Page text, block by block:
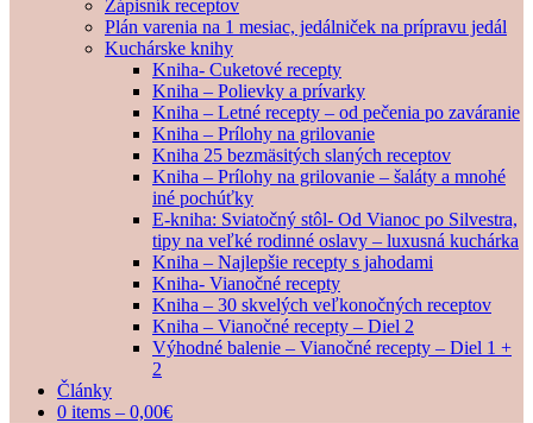
Zápisník receptov
Plán varenia na 1 mesiac, jedálniček na prípravu jedál
Kuchárske knihy
Kniha- Cuketové recepty
Kniha – Polievky a prívarky
Kniha – Letné recepty – od pečenia po zaváranie
Kniha – Prílohy na grilovanie
Kniha 25 bezmäsitých slaných receptov
Kniha – Prílohy na grilovanie – šaláty a mnohé
iné pochúťky
E-kniha: Sviatočný stôl- Od Vianoc po Silvestra,
tipy na veľké rodinné oslavy – luxusná kuchárka
Kniha – Najlepšie recepty s jahodami
Kniha- Vianočné recepty
Kniha – 30 skvelých veľkonočných receptov
Kniha – Vianočné recepty – Diel 2
Výhodné balenie – Vianočné recepty – Diel 1 +
2
Články
0 items – 0,00€